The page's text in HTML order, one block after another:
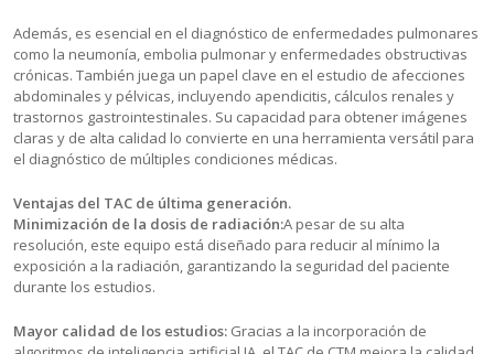
Además, es esencial en el diagnóstico de enfermedades pulmonares
como la neumonía, embolia pulmonar y enfermedades obstructivas
crónicas. También juega un papel clave en el estudio de afecciones
abdominales y pélvicas, incluyendo apendicitis, cálculos renales y
trastornos gastrointestinales. Su capacidad para obtener imágenes
claras y de alta calidad lo convierte en una herramienta versátil para
el diagnóstico de múltiples condiciones médicas.
Ventajas del TAC de última generación.
Minimización de la dosis de radiación:A pesar de su alta
resolución, este equipo está diseñado para reducir al mínimo la
exposición a la radiación, garantizando la seguridad del paciente
durante los estudios.
Mayor calidad de los estudios: Gracias a la incorporación de